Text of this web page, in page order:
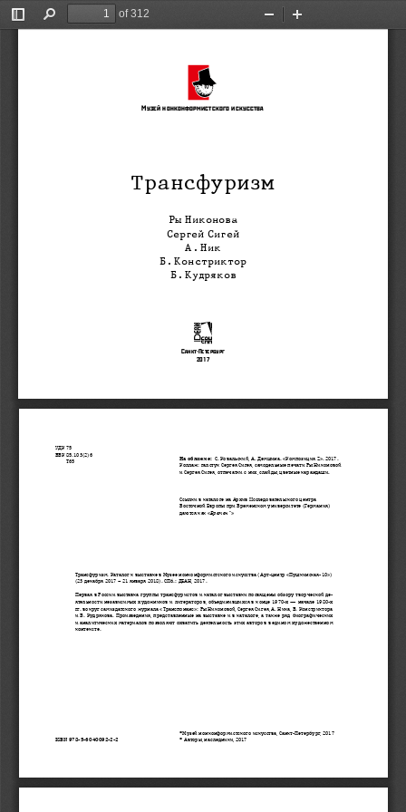
Toggle
Find
of 312
Zoom
Трансфуризм
Санкт-Петербург
2017
Музей нонконформистского искусства
Ры Никонова
Сергей Сигей
А. Ник
Б. Констриктор
Б. Кудряков
Ссылки в каталоге на Архив Исследовательского центра
Восточной Европы при Бременском университете (Германия)
даются как «Бремен*»
УДК 75
ББК 85.103(2)6
        Т65
На обложке:
  С. Ковальский, А. Демшина. «Композиция Z». 2017.
Коллаж: галстук Сергея Сигея, самодельные печати Ры Никоновой
и Сергея Сигея, отпечатки с них, слайды, цветные карандаши.
©Музей нонконформистского искусства, Санкт-Петербург, 2017
© Авторы, наследники, 2017
Трансфуризм. Каталог к выставке в Музее нонконформистского искусства (Арт-центр «Пушкинская-10»)
(23 декабря 2017 – 21 января 2018). СПб.: ДЕАН, 2017.
Первая в России выставка группы трансфуристов и каталог выставки посвящены обзору творческой де-
ятельности  независимых  художников  и  литераторов,  объединившихся  в  конце  1970-х  —  начале  1980-х
гг. вокруг самиздатского журнала «Транспонанс»: Ры Никоновой, Сергея Сигея, А. Ника, Б. Констриктора
и  Б.  Кудрякова.  Произведения,  представленные  на  выставке  и  в  каталоге,  а  также  ряд  биографических
и  аналитических  материалов  позволяют  охватить  деятельность  этих  авторов  в  едином  художественном
контексте.
ISBN 978-5-6040092-2-2